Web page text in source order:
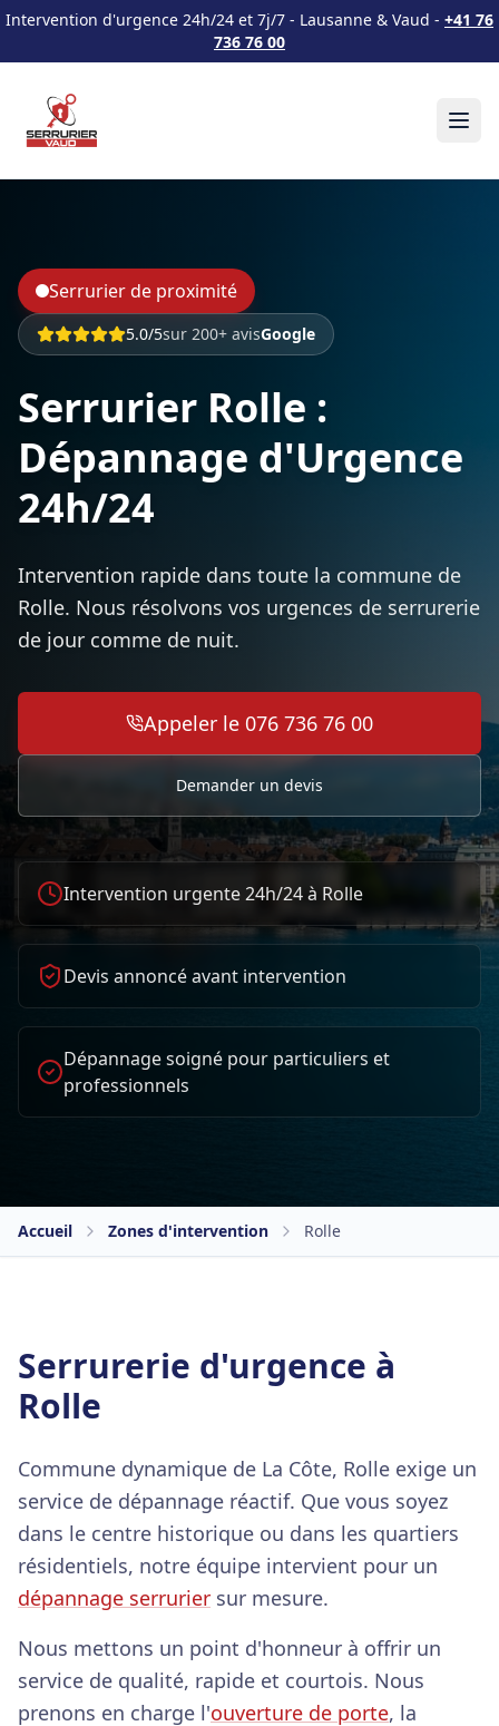
Intervention d'urgence 24h/24 et 7j/7 - Lausanne & Vaud - +41 76
736 76 00
Serrurier de proximité
5.0/5sur 200+ avisGoogle
Serrurier Rolle :
Dépannage d'Urgence
24h/24
Intervention rapide dans toute la commune de
Rolle. Nous résolvons vos urgences de serrurerie
de jour comme de nuit.
Appeler le 076 736 76 00
Demander un devis
Intervention urgente 24h/24 à Rolle
Devis annoncé avant intervention
Dépannage soigné pour particuliers et
professionnels
Accueil Zones d'intervention Rolle
Serrurerie d'urgence à
Rolle
Commune dynamique de La Côte, Rolle exige un
service de dépannage réactif. Que vous soyez
dans le centre historique ou dans les quartiers
résidentiels, notre équipe intervient pour un
dépannage serrurier sur mesure.
Nous mettons un point d'honneur à offrir un
service de qualité, rapide et courtois. Nous
prenons en charge l'ouverture de porte, la